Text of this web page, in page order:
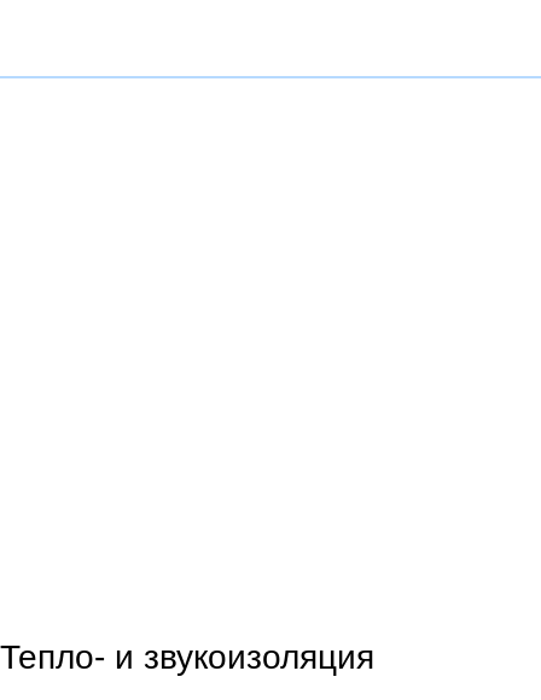
Тепло- и звукоизоляция